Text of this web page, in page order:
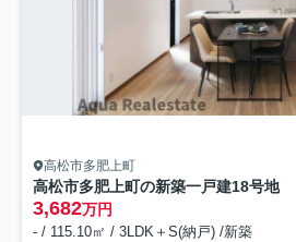
高松市多肥上町
高松市多肥上町の新築一戸建18号地
3,682万円
- / 115.10㎡ / 3LDK＋S(納戸) /新築